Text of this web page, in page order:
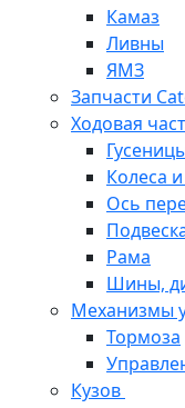
Камаз
Ливны
ЯМЗ
Запчасти
Ходовая
Колеса
Ось
Рама
Шины,
Механизмы
Тормоза
Кузов